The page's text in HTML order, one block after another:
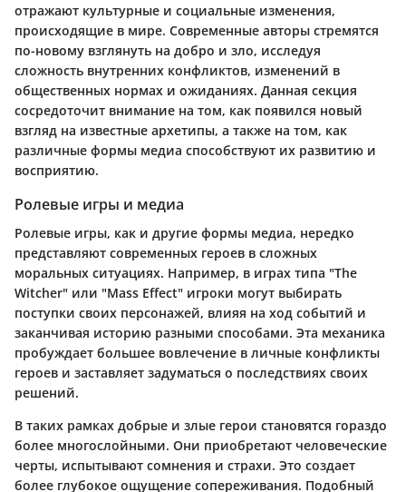
отражают культурные и социальные изменения,
происходящие в мире. Современные авторы стремятся
по-новому взглянуть на добро и зло, исследуя
сложность внутренних конфликтов, изменений в
общественных нормах и ожиданиях. Данная секция
сосредоточит внимание на том, как появился новый
взгляд на известные архетипы, а также на том, как
различные формы медиа способствуют их развитию и
восприятию.
Ролевые игры и медиа
Ролевые игры, как и другие формы медиа, нередко
представляют современных героев в сложных
моральных ситуациях. Например, в играх типа "The
Witcher" или "Mass Effect" игроки могут выбирать
поступки своих персонажей, влияя на ход событий и
заканчивая историю разными способами. Эта механика
пробуждает большее вовлечение в личные конфликты
героев и заставляет задуматься о последствиях своих
решений.
В таких рамках добрые и злые герои становятся гораздо
более многослойными. Они приобретают человеческие
черты, испытывают сомнения и страхи. Это создает
более глубокое ощущение сопереживания. Подобный